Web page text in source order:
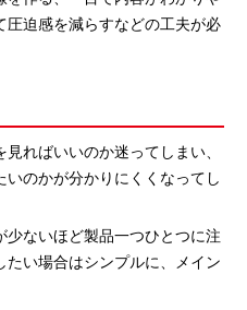
迫感を減らすなどの工夫が必
ればいいのか迷ってしまい、
のかが分かりにくくなってし
ないほど製品一つひとつに注
い場合はシンプルに、メイン